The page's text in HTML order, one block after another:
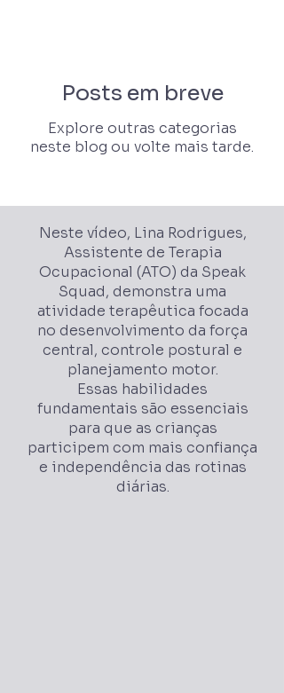
Posts em breve
Explore outras categorias
neste blog ou volte mais tarde.
Neste vídeo, Lina Rodrigues,
Assistente de Terapia
Ocupacional (ATO) da Speak
Squad, demonstra uma
atividade terapêutica focada
no desenvolvimento da força
central, controle postural e
planejamento motor.
Essas habilidades
fundamentais são essenciais
para que as crianças
participem com mais confiança
e independência das rotinas
diárias.